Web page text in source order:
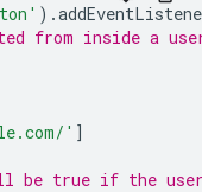
).
from inside a
' ]
be true if the